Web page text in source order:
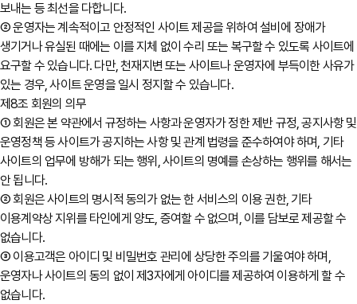
보내는 등 최선을 다합니다.
② 운영자는 계속적이고 안정적인 사이트 제공을 위하여 설비에 장애가
생기거나 유실된 때에는 이를 지체 없이 수리 또는 복구할 수 있도록 사이트에
요구할 수 있습니다. 다만, 천재지변 또는 사이트나 운영자에 부득이한 사유가
있는 경우, 사이트 운영을 일시 정지할 수 있습니다.
제8조 회원의 의무
① 회원은 본 약관에서 규정하는 사항과 운영자가 정한 제반 규정, 공지사항 및
운영정책 등 사이트가 공지하는 사항 및 관계 법령을 준수하여야 하며, 기타
사이트의 업무에 방해가 되는 행위, 사이트의 명예를 손상하는 행위를 해서는
안 됩니다.
② 회원은 사이트의 명시적 동의가 없는 한 서비스의 이용 권한, 기타
이용계약상 지위를 타인에게 양도, 증여할 수 없으며, 이를 담보로 제공할 수
없습니다.
③ 이용고객은 아이디 및 비밀번호 관리에 상당한 주의를 기울여야 하며,
운영자나 사이트의 동의 없이 제3자에게 아이디를 제공하여 이용하게 할 수
없습니다.